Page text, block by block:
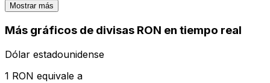
Mostrar más
Más gráficos de divisas RON en tiempo real
Dólar estadounidense
1 RON equivale a